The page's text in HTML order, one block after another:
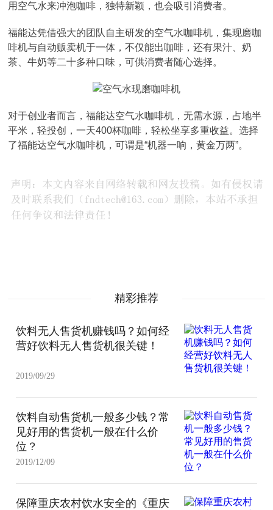
用空气水来冲泡咖啡，独特新颖，也会吸引消费者。
福能达凭借强大的团队自主研发的空气水咖啡机，集现磨咖
啡机与自动贩卖机于一体，不仅能出咖啡，还有果汁、奶
茶、牛奶等二十多种口味，可供消费者随心选择。
对于创业者而言，福能达空气水咖啡机，无需水源，占地半
平米，轻投创，一天400杯咖啡，轻松坐享多重收益。选择
了福能达空气水咖啡机，可谓是“机器一响，黄金万两”。
精彩推荐
饮料无人售货机赚钱吗？如何经
营好饮料无人售货机很关键！
2019/09/29
饮料自动售货机一般多少钱？常
见好用的售货机一般在什么价
位？
2019/12/09
保障重庆农村饮水安全的《重庆